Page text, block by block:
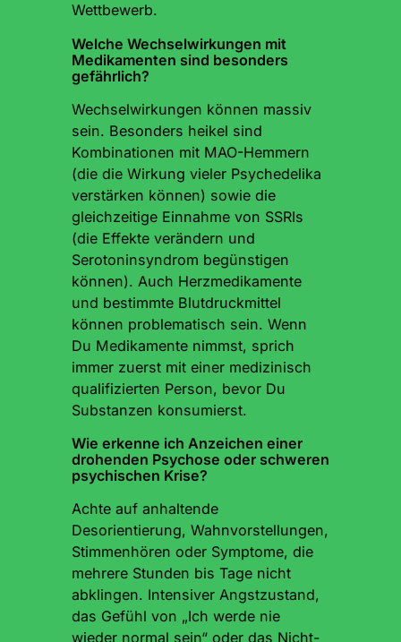
Wettbewerb.
Welche Wechselwirkungen mit
Medikamenten sind besonders
gefährlich?
Wechselwirkungen können massiv
sein. Besonders heikel sind
Kombinationen mit MAO-Hemmern
(die die Wirkung vieler Psychedelika
verstärken können) sowie die
gleichzeitige Einnahme von SSRIs
(die Effekte verändern und
Serotoninsyndrom begünstigen
können). Auch Herzmedikamente
und bestimmte Blutdruckmittel
können problematisch sein. Wenn
Du Medikamente nimmst, sprich
immer zuerst mit einer medizinisch
qualifizierten Person, bevor Du
Substanzen konsumierst.
Wie erkenne ich Anzeichen einer
drohenden Psychose oder schweren
psychischen Krise?
Achte auf anhaltende
Desorientierung, Wahnvorstellungen,
Stimmenhören oder Symptome, die
mehrere Stunden bis Tage nicht
abklingen. Intensiver Angstzustand,
das Gefühl von „Ich werde nie
wieder normal sein“ oder das Nicht-